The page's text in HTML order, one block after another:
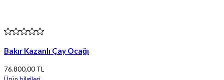
Bakır Kazanlı Çay Ocağı
76.800,00 TL